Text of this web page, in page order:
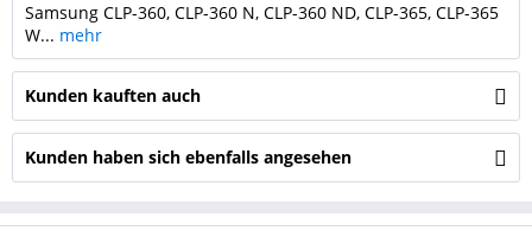
Samsung CLP-360, CLP-360 N, CLP-360 ND, CLP-365, CLP-365
W... mehr
Kunden kauften auch
Kunden haben sich ebenfalls angesehen